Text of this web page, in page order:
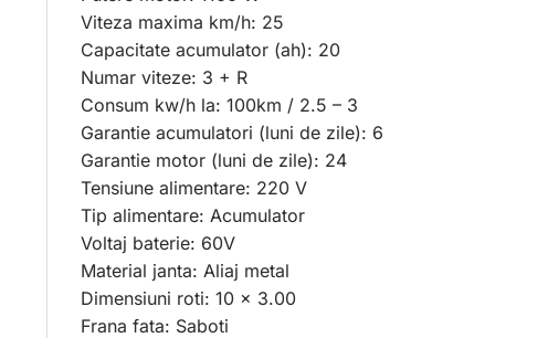
Viteza maxima km/h: 25
Capacitate acumulator (ah): 20
Numar viteze: 3 + R
Consum kw/h la: 100km / 2.5 – 3
Garantie acumulatori (luni de zile): 6
Garantie motor (luni de zile): 24
Tensiune alimentare: 220 V
Tip alimentare: Acumulator
Voltaj baterie: 60V
Material janta: Aliaj metal
Dimensiuni roti: 10 x 3.00
Frana fata: Saboti